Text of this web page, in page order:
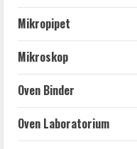
Mikropipet
Mikroskop
Oven Binder
Oven Laboratorium